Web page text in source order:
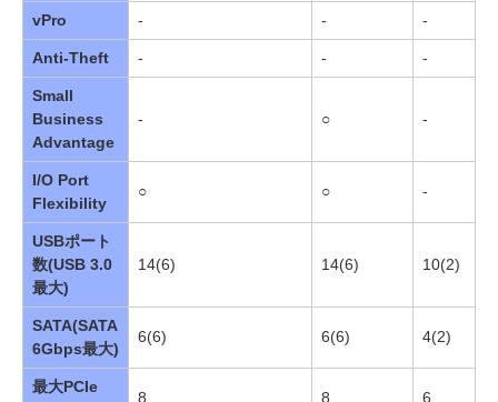
vPro - - -
Anti-Theft - - -
Small
Business
Advantage
- ○ -
I/O Port
Flexibility
○ ○ -
USBポート
数(USB 3.0
最大)
14(6) 14(6) 10(2)
SATA(SATA
6Gbps最大)
6(6) 6(6) 4(2)
最大PCIe
8 8 6